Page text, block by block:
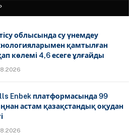
облысында су үнемдеу
қамтылған
көлемі 4,6 есеге ұлғайды
Enbek платформасында 99
астам қазақстандық оқудан